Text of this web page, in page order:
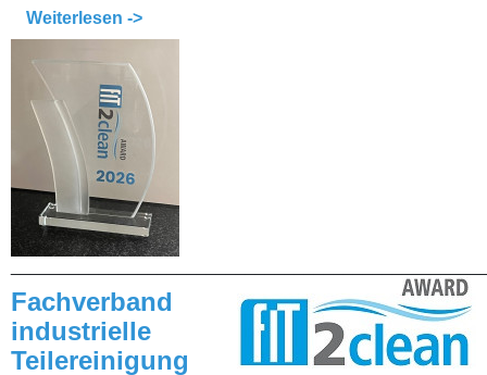
Weiterlesen ->
Fachverband
industrielle
Teilereinigung